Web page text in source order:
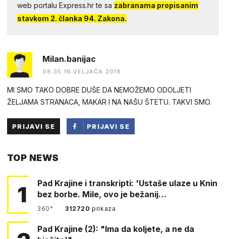
web portalu Express.hr te sa zabranama propisanim
stavkom 2. članka 94. Zakona.
Milan.banijac
08:35 16.VELJAČA 2019.
MI SMO TAKO DOBRE DUŠE DA NEMOŽEMO ODOLJETI
ŽELJAMA STRANACA, MAKAR I NA NAŠU ŠTETU. TAKVI SMO.
PRIJAVI SE
PRIJAVI SE
TOP NEWS
1
Pad Krajine i transkripti: 'Ustaše ulaze u Knin
bez borbe. Mile, ovo je bežanij…
360° 312720prikaza
Pad Krajine (2): "Ima da koljete, a ne da